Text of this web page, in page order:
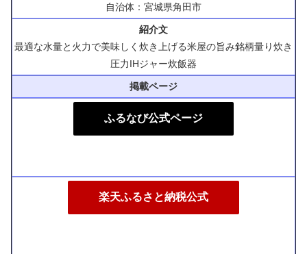
自治体：宮城県角田市
紹介文
最適な水量と火力で美味しく炊き上げる米屋の旨み銘柄量り炊き
圧力IHジャー炊飯器
掲載ページ
ふるなび公式ページ
楽天ふるさと納税公式